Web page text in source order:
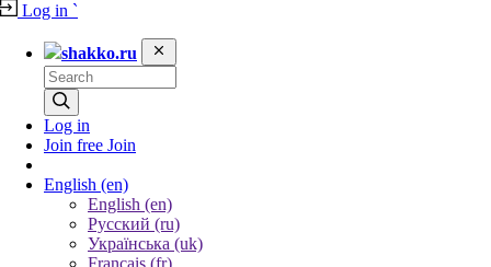
Log in `
shakko.ru
Log in
Join free Join
English (en)
English (en)
Русский (ru)
Українська (uk)